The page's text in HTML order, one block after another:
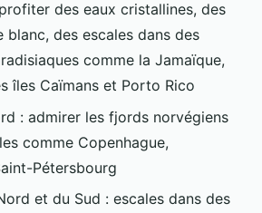
des eaux cristallines, des
blanc, des escales dans des
comme la Jamaïque,
îles Caïmans et Porto Rico
: admirer les fjords norvégiens
comme Copenhague,
Pétersbourg
et du Sud : escales dans des